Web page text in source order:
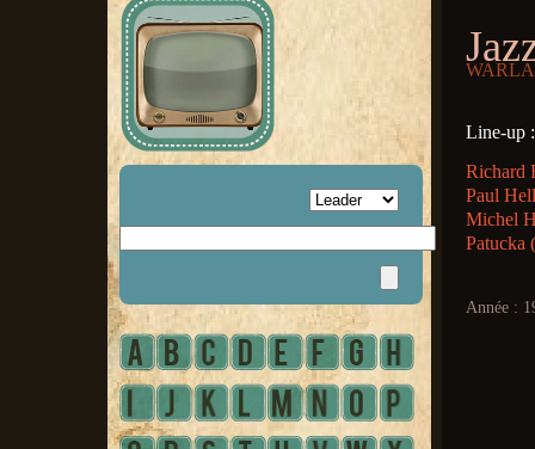
Line-up :
Richard
Paul
Michel
Année :